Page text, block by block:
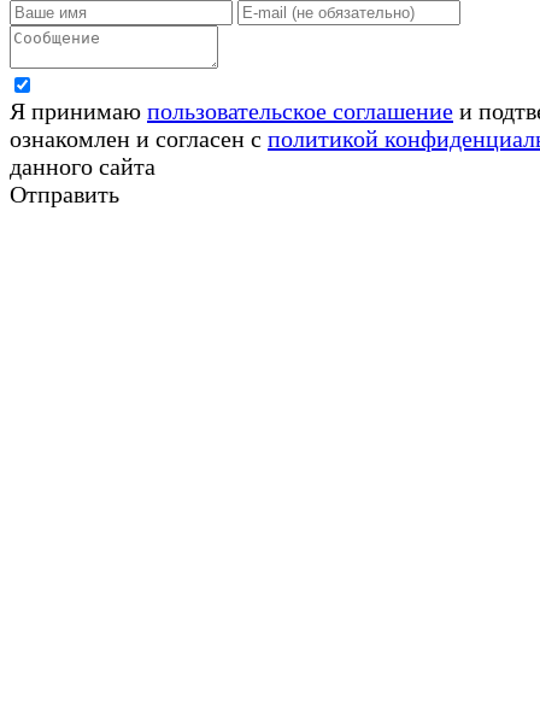
Я принимаю пользовательское соглашение и
ознакомлен и согласен с политикой
данного сайта
Отправить